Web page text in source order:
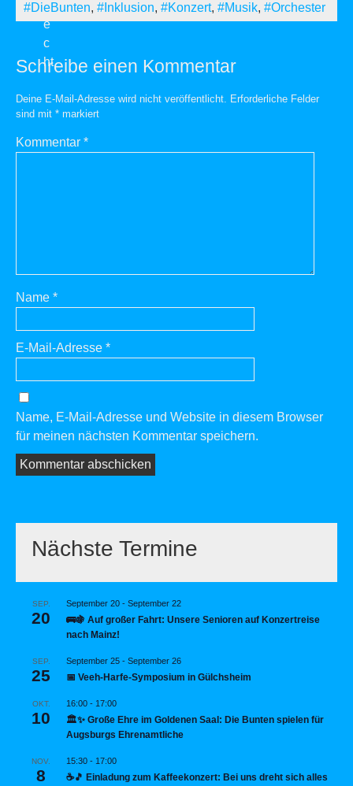
#DieBunten, #Inklusion, #Konzert, #Musik, #Orchester
Schreibe einen Kommentar
Deine E-Mail-Adresse wird nicht veröffentlicht. Erforderliche Felder
sind mit * markiert
Kommentar *
Name *
E-Mail-Adresse *
Name, E-Mail-Adresse und Website in diesem Browser
für meinen nächsten Kommentar speichern.
Nächste Termine
SEP.
20
September 20 - September 22
🚌🍇 Auf großer Fahrt: Unsere Senioren auf Konzertreise
nach Mainz!
SEP.
25
September 25 - September 26
📅 Veeh-Harfe-Symposium in Gülchsheim
OKT.
10
16:00 - 17:00
🏛️✨ Große Ehre im Goldenen Saal: Die Bunten spielen für
Augsburgs Ehrenamtliche
NOV.
8
15:30 - 17:00
☕🎵 Einladung zum Kaffeekonzert: Bei uns dreht sich alles